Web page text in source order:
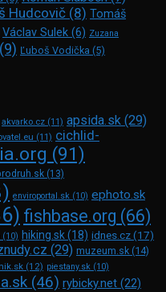
Hudcovič (8) Tomáš
Václav Sulek (6) Zuzana
(9) Ľuboš Vodička (5)
akvarko.cz (11) apsida.sk (29)
(11) cichlid-
(91)
(13)
enviroportal.sk (10) ephoto.sk
fishbase.org (66)
(10) hiking.sk(18) idnes.cz(17)
(29) muzeum.sk (14)
(12) piestany.sk (10)
(46) rybicky.net (22)